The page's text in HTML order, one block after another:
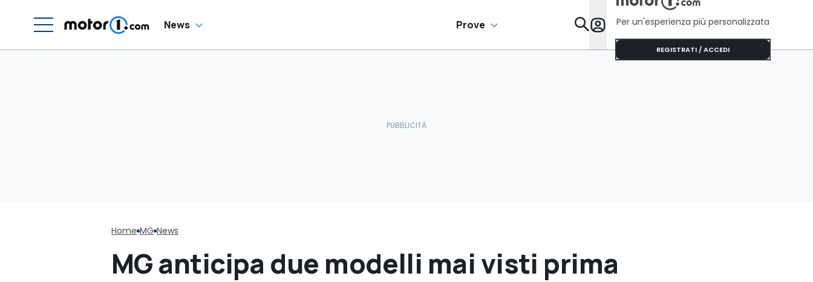
News Prove Da Sapere
Per un'esperienza più personalizzata
REGISTRATI / ACCEDI
Home MG News
MG anticipa due modelli mai visti prima